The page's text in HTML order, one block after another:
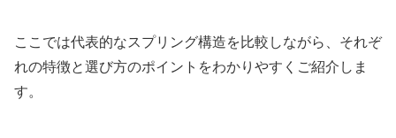
ここでは代表的なスプリング構造を比較しながら、それぞ
れの特徴と選び方のポイントをわかりやすくご紹介しま
す。